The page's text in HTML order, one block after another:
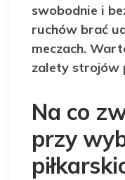
swobodnie i
ruchów brać
meczach.
zalety strojów
Na co
przy